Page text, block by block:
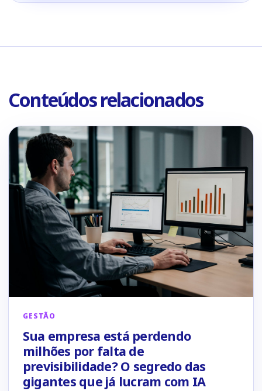
Conteúdos relacionados
GESTÃO
Sua empresa está perdendo
milhões por falta de
previsibilidade? O segredo das
gigantes que já lucram com IA